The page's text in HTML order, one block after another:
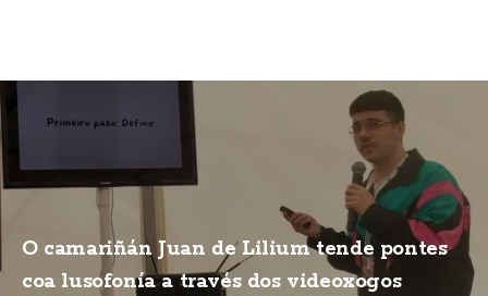
O camariñán Juan de Lilium tende pontes
coa lusofonía a través dos videoxogos